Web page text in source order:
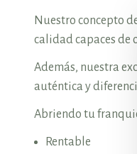
Nuestro concepto
calidad capaces de
Además, nuestra
auténtica y
Abriendo tu
Rentable